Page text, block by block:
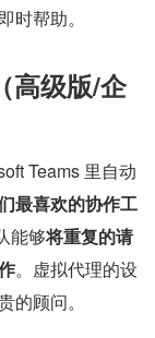
时帮助。
高级版/企
Teams 里自动
最喜欢的协作工
能够将重复的请
。虚拟代理的设
顾问。